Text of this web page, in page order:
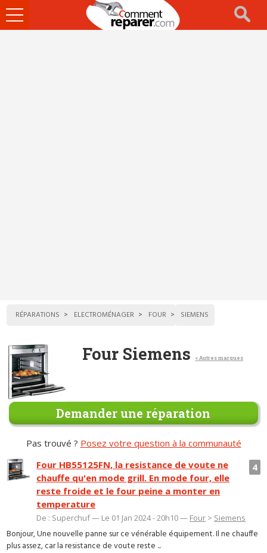
Ouvrir
le
RÉPARATIONS ELECTROMÉNAGER FOUR SIEMENS
Four Siemens < Autres marques
Demander une réparation
Pas trouvé ? Posez votre question à la communauté
4
Four HB55125FN, la resistance de voute ne
chauffe qu'en mode grill. En mode four, elle
reste froide et le four peine a monter en
temperature
De : Superchuf — Le 01 Jan 2024 - 20h10 — Four > Siemens
Bonjour, Une nouvelle panne sur ce vénérable équipement. Il ne chauffe
plus assez, car la resistance de voute reste ...